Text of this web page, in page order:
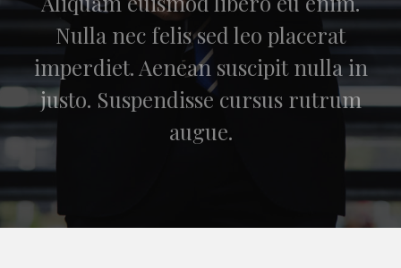
Nulla nec felis sed leo placerat
imperdiet. Aenean suscipit nulla in
justo. Suspendisse cursus rutrum
augue.